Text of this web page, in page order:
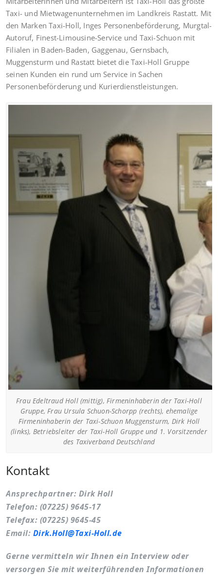
Taxi- und Mietwagenunternehmen im Landkreis Rastatt. Mit
den Marken Taxi-Holl, Inges Personenbeförderung, Murgtal-
Autoruf, Finest-Limousine-Service und Taxi-Schuon mit
Filialen in Baden-Baden, Gaggenau, Gernsbach,
Muggensturm und Rastatt bietet die Taxi-Holl Gruppe
seinen Kunden ein rund um Service in Sachen
Personenbeförderung und Kurierdienstleistungen.
Frau Edeltraud Holl (mittig), Firmeninhaberin der Taxi-Holl
Gruppe, Frau Ursula Schuon-Schorpp (rechts), ehemalige
Firmeninhaberin der Taxi-Schuon Muggensturm, Dirk Holl
(links), Betriebsleiter der Taxi-Holl Gruppe und 1. Vorsitzender
des Taxiverband Deutschland
Kontakt
Ansprechpartner: Dirk Holl
Telefon: (07225) 9645-17
Telefax: (07225) 9645-45
Email: Dirk.Holl@Taxi-Holl.de
Gerne vermitteln wir Ihnen ein Interview oder
versorgen Sie mit weiterführenden Informationen